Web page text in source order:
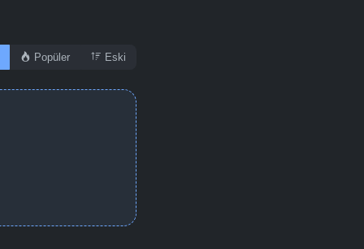
Popüler Eski